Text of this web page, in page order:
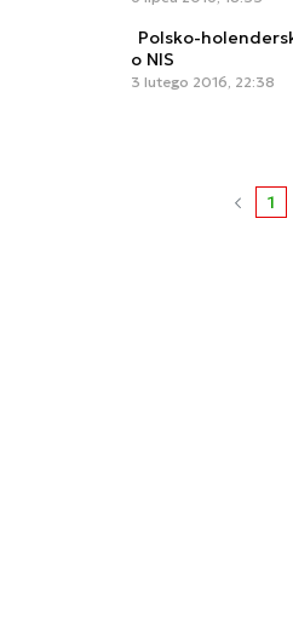
Polsko-
o NIS
3 lutego 2016, 22:38
1